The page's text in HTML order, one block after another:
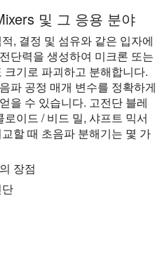
및 그 응용 분야
, 결정 및 섬유와 같은 입자에
단력을 생성하여 미크론 또는
기로 파괴하고 분해합니다.
파 공정 매개 변수를 정확하게
을 수 있습니다. 고전단 블레
이드 / 비드 밀, 샤프트 믹서
할 때 초음파 분해기는 몇 가
장점